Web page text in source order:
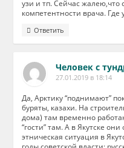
узи и тп. Сейчас жалею,что
компетентности врача. Где
Ответить
Человек с
27.01.2019 в 18:14
Да, Арктику “поднимают”
буряты, казахи. На
дома) там временно
“гости” там. А в Якутске
этническая ситуация в